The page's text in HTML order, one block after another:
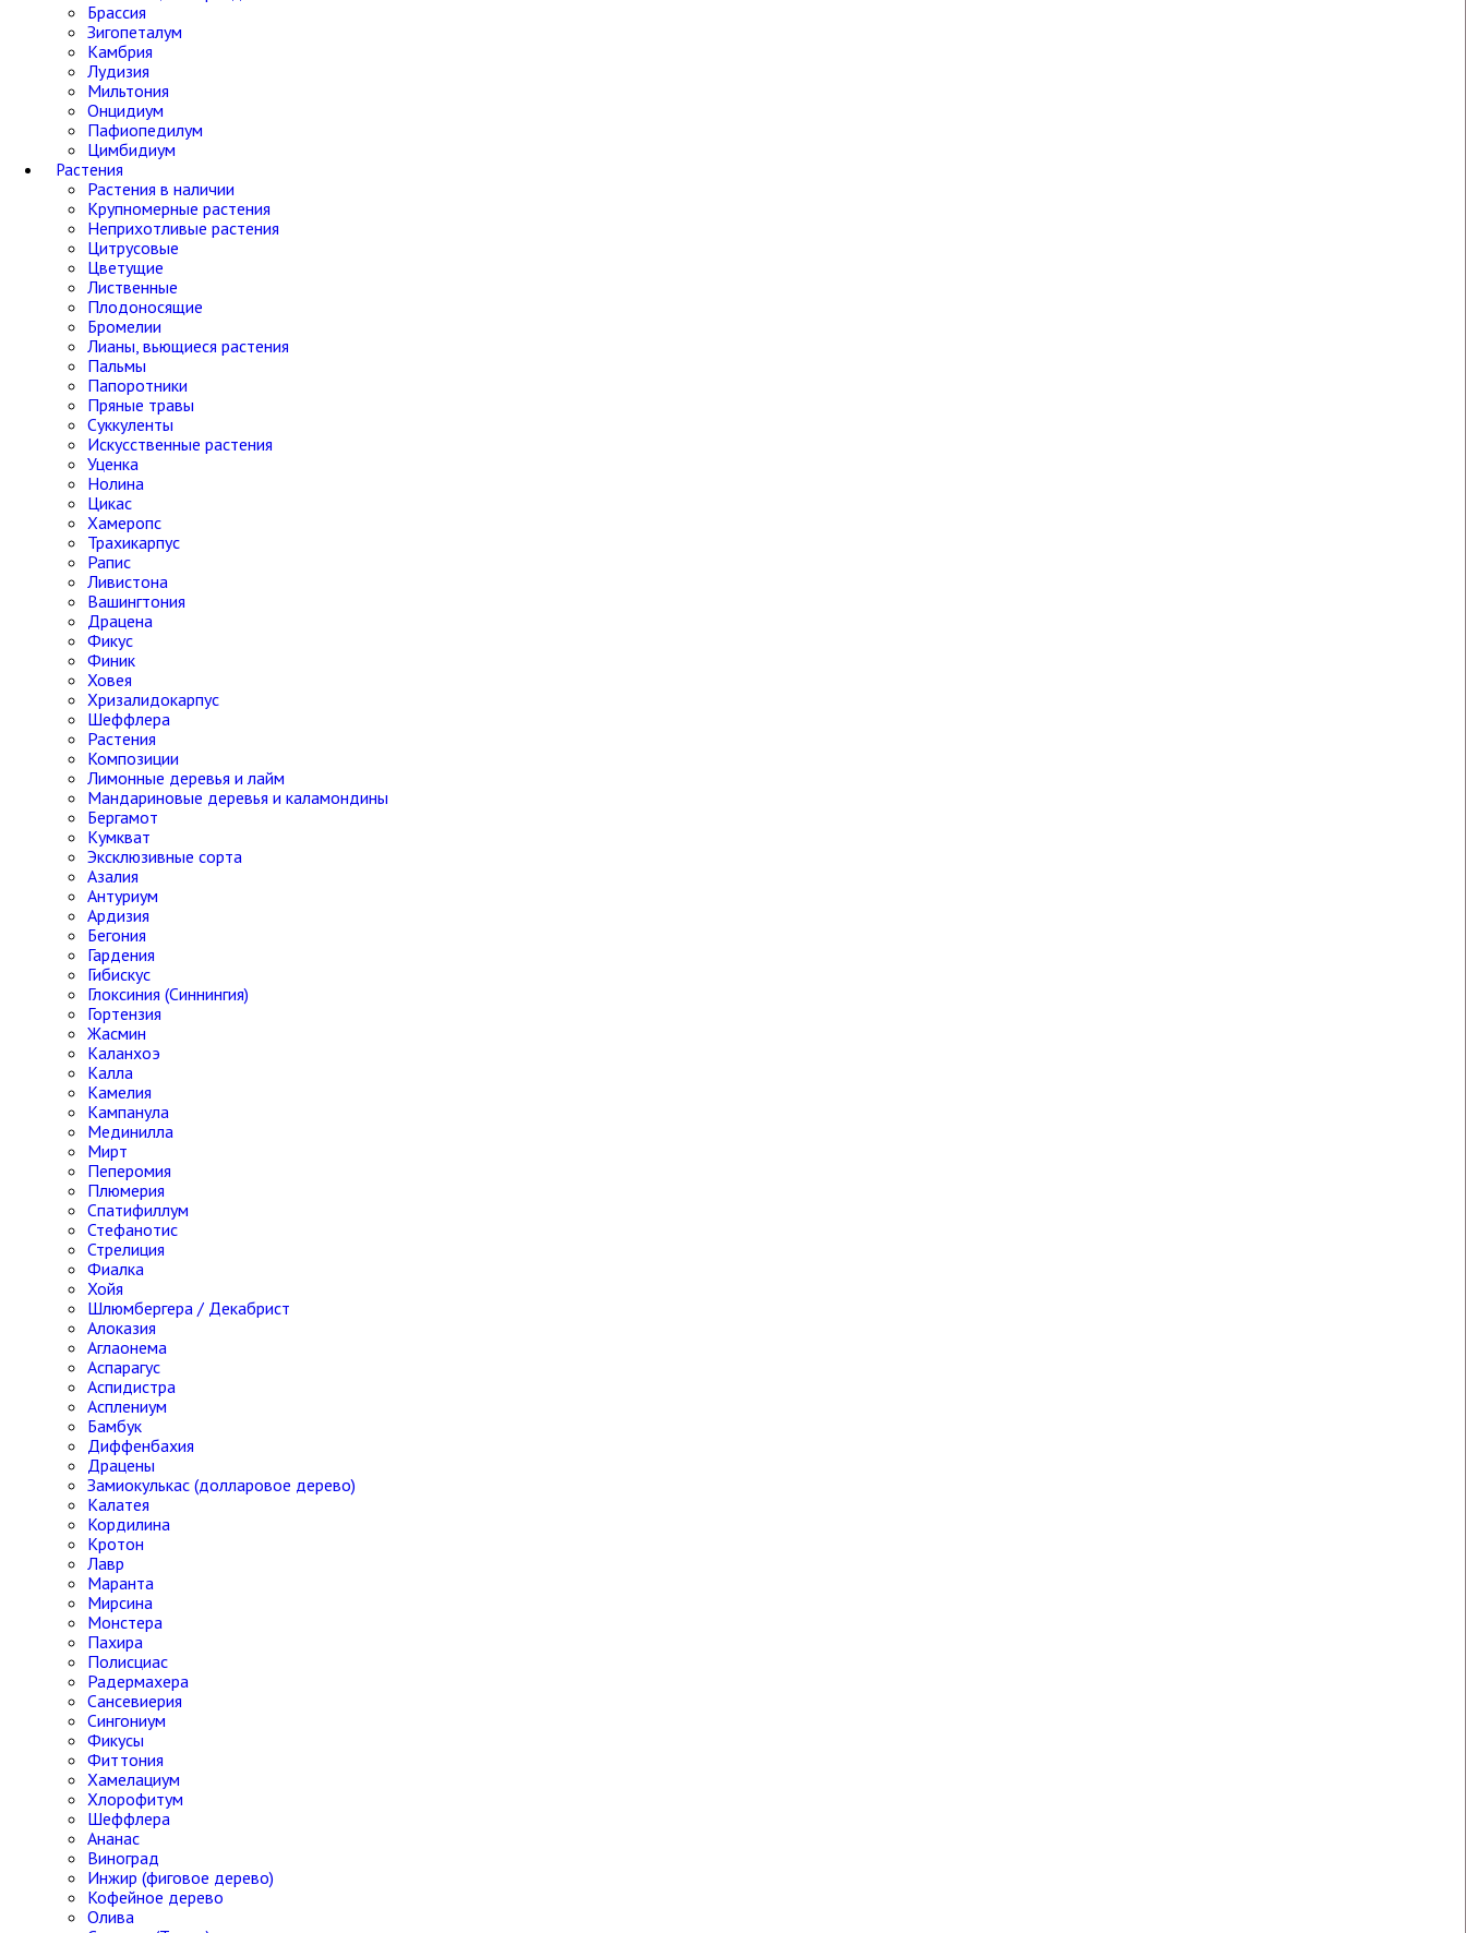
Брассия
Зигопеталум
Камбрия
Лудизия
Мильтония
Онцидиум
Пафиопедилум
Цимбидиум
Растения
Растения в наличии
Крупномерные растения
Неприхотливые растения
Цитрусовые
Цветущие
Лиственные
Плодоносящие
Бромелии
Лианы, вьющиеся растения
Пальмы
Папоротники
Пряные травы
Суккуленты
Искусственные растения
Уценка
Нолина
Цикас
Хамеропс
Трахикарпус
Рапис
Ливистона
Вашингтония
Драцена
Фикус
Финик
Ховея
Хризалидокарпус
Шеффлера
Растения
Композиции
Лимонные деревья и лайм
Мандариновые деревья и каламондины
Бергамот
Кумкват
Эксклюзивные сорта
Азалия
Антуриум
Ардизия
Бегония
Гардения
Гибискус
Глоксиния (Синнингия)
Гортензия
Жасмин
Каланхоэ
Калла
Камелия
Кампанула
Мединилла
Мирт
Пеперомия
Плюмерия
Спатифиллум
Стефанотис
Стрелиция
Фиалка
Хойя
Шлюмбергера / Декабрист
Алоказия
Аглаонема
Аспарагус
Аспидистра
Асплениум
Бамбук
Диффенбахия
Драцены
Замиокулькас (долларовое дерево)
Калатея
Кордилина
Кротон
Лавр
Маранта
Мирсина
Монстера
Пахира
Полисциас
Радермахера
Сансевиерия
Сингониум
Фикусы
Фиттония
Хамелациум
Хлорофитум
Шеффлера
Ананас
Виноград
Инжир (фиговое дерево)
Кофейное дерево
Олива